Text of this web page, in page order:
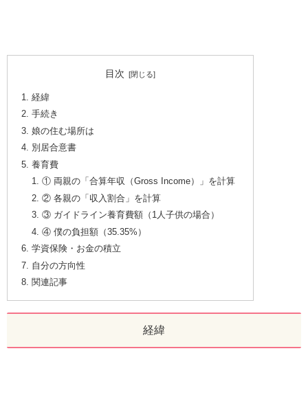
目次
経緯
手続き
娘の住む場所は
別居合意書
養育費
① 両親の「合算年収（Gross Income）」を計算
② 各親の「収入割合」を計算
③ ガイドライン養育費額（1人子供の場合）
④ 僕の負担額（35.35%）
学資保険・お金の積立
自分の方向性
関連記事
経緯